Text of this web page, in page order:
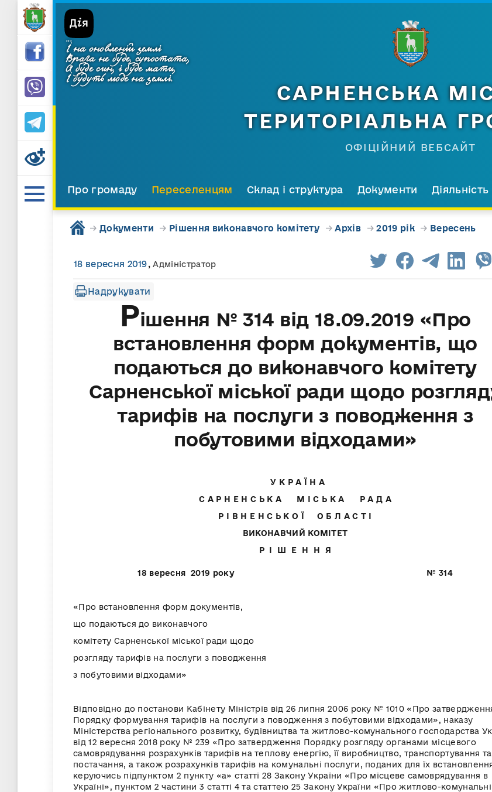
...
І на оновленій землі
Врага не буде, супостата,
А буде син, і буде мати,
І будуть люде на землі.
САРНЕНСЬКА
ТЕРИТОРІАЛЬНА
ОФІЦІЙНИЙ ВЕБСАЙТ
Про громаду Переселенцям Склад і структура Документи Діяльність
→ Документи → Рішення виконавчого комітету →Архів →2019 рік→ Вересень
18 вересня 2019,Адміністратор
Надрукувати
Рішення № 314 від 18.09.2019 «Про
встановлення форм документів, що
подаються до виконавчого комітету
Сарненської міської ради щодо
тарифів на послуги з поводження з
побутовими відходами»
У К Р А Ї Н А
С А Р Н Е Н С Ь К А М І С Ь К А Р А Д А
Р І В Н Е Н С Ь К О Ї О Б Л А С Т І
ВИКОНАВЧИЙ КОМІТЕТ
Р І Ш Е Н Н Я
18 вересня 2019 року № 314
«Про встановлення форм документів,
що подаються до виконавчого
комітету Сарненської міської ради щодо
розгляду тарифів на послуги з поводження
з побутовими відходами»
Відповідно до постанови Кабінету Міністрів від 26 липня 2006 року № 1010 «Про
Порядку формування тарифів на послуги з поводження з побутовими відходами», наказу
Міністерства регіонального розвитку, будівництва та житлово-комунального господарства
від 12 вересня 2018 року № 239 «Про затвердження Порядку розгляду органами місцевого
самоврядування розрахунків тарифів на теплову енергію, її виробництво, транспортування та
постачання, а також розрахунків тарифів на комунальні послуги, поданих для їх
керуючись підпунктом 2 пункту «а» статті 28 Закону України «Про місцеве самоврядування в
Україні», пунктом 2 частини 3 статті 4 та статтею 25 Закону України «Про житлово-комунальні